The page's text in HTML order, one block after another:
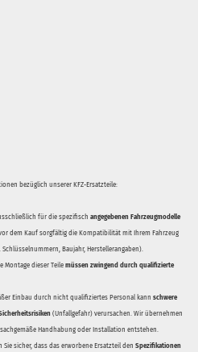
bezüglich unserer KFZ-Ersatzteile:
für die spezifisch angegebenen Fahrzeugmodelle
dem Kauf sorgfältig die Kompatibilität mit Ihrem Fahrzeug
Baujahr, Herstellerangaben).
Montage dieser Teile müssen zwingend durch qualifizierte
Einbau durch nicht qualifiziertes Personal kann schwere
(Unfallgefahr) verursachen. Wir übernehmen
Handhabung oder Installation entstehen.
Sie sicher, dass das erworbene Ersatzteil den Spezifikationen